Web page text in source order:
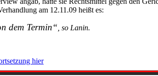
am 12.11.09 heißt es:
dem Termin“ , so Lanin.
hier